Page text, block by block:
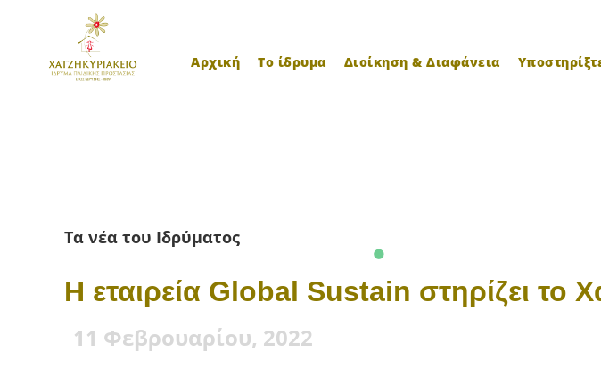
Αρχική Το ίδρυμα Διοίκηση & Διαφάνεια
Τα νέα του Ιδρύματος
H εταιρεία Global Sustain στηρίζει το
11 Φεβρουαρίου, 2022